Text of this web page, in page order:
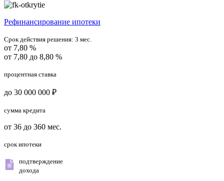
Рефинансирование ипотеки
Срок действия решения: 3 мес.
от 7,80 %
от 7,80 до 8,80 %
процентная ставка
до 30 000 000 ₽
сумма кредита
от 36 до 360 мес.
срок ипотеки
подтверждение
дохода